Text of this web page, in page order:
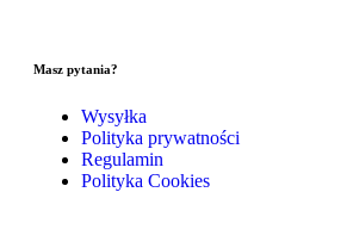
Masz pytania?
Wysyłka
Polityka prywatności
Regulamin
Polityka Cookies